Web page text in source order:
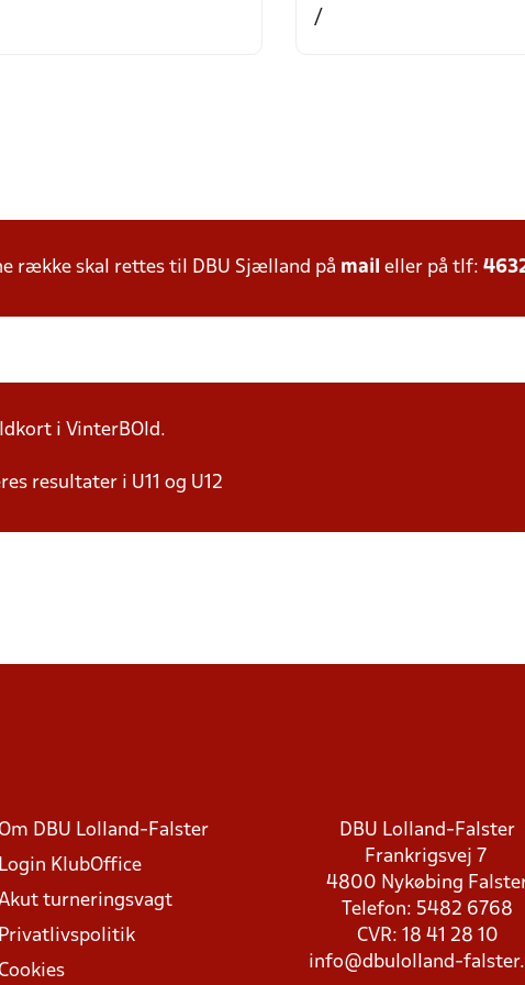
/
række skal rettes til DBU Sjælland på mail eller på tlf:
i VinterBOld.
resultater i U11 og U12
DBU Lolland-Falster
Login KlubOffice
turneringsvagt
Privatlivspolitik
DBU Lolland-Falster
Frankrigsvej 7
4800 Nykøbing
Telefon: 5482 6768
CVR: 18 41 28 10
info@dbulolland-